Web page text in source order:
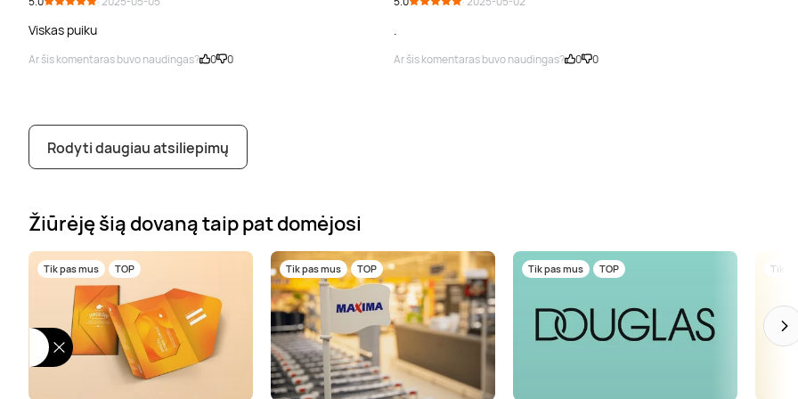
Viskas puiku
Ar šis komentaras buvo naudingas? 0 0
.
Ar šis komentaras buvo naudingas? 0 0
Rodyti daugiau atsiliepimų
Žiūrėję šią dovaną taip pat domėjosi
Tik pas mus TOP Tik pas mus TOP Tik pas mus TOP Tik